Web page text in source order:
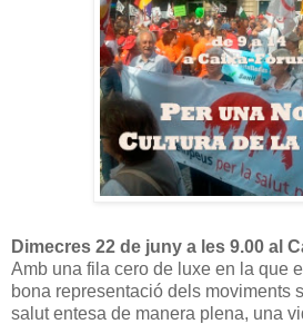
Dimecres 22 de juny a les 9.00 al
Amb una fila cero de luxe en la que
bona representació dels moviments
salut entesa de manera plena, una